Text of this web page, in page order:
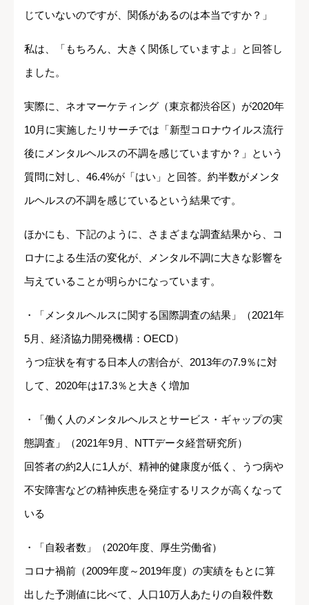
じていないのですが、関係があるのは本当ですか？」
私は、「もちろん、大きく関係していますよ」と回答し
ました。
実際に、ネオマーケティング（東京都渋谷区）が2020年
10月に実施したリサーチでは「新型コロナウイルス流行
後にメンタルヘルスの不調を感じていますか？」という
質問に対し、46.4%が「はい」と回答。約半数がメンタ
ルヘルスの不調を感じているという結果です。
ほかにも、下記のように、さまざまな調査結果から、コ
ロナによる生活の変化が、メンタル不調に大きな影響を
与えていることが明らかになっています。
・「メンタルヘルスに関する国際調査の結果」（2021年
5月、経済協力開発機構：OECD）
うつ症状を有する日本人の割合が、2013年の7.9％に対
して、2020年は17.3％と大きく増加
・「働く人のメンタルヘルスとサービス・ギャップの実
態調査」（2021年9月、NTTデータ経営研究所）
回答者の約2人に1人が、精神的健康度が低く、うつ病や
不安障害などの精神疾患を発症するリスクが高くなって
いる
・「自殺者数」（2020年度、厚生労働省）
コロナ禍前（2009年度～2019年度）の実績をもとに算
出した予測値に比べて、人口10万人あたりの自殺件数